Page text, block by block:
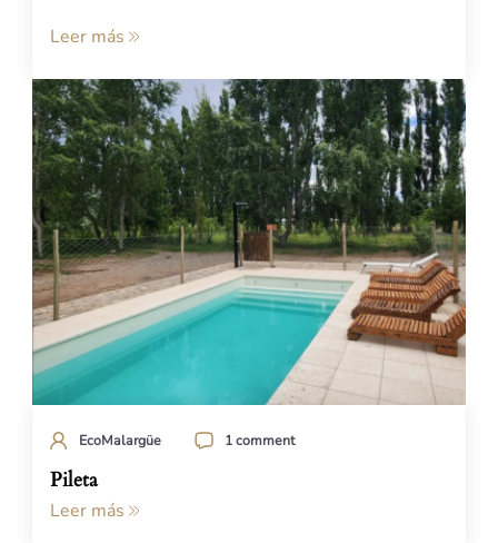
Leer más
EcoMalargüe 1 comment
Pileta
Leer más